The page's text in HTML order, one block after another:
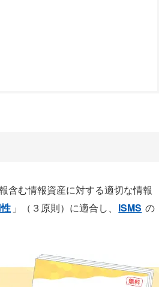
含む情報資産に対する適切な情報
」（３原則）に適合し、 ISMS の